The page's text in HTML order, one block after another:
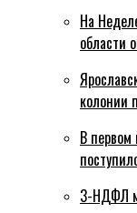
На
области
колонии
В первом
3-НДФЛ